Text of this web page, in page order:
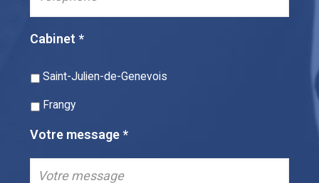
Cabinet *
Saint-Julien-de-Genevois
Frangy
Votre message*